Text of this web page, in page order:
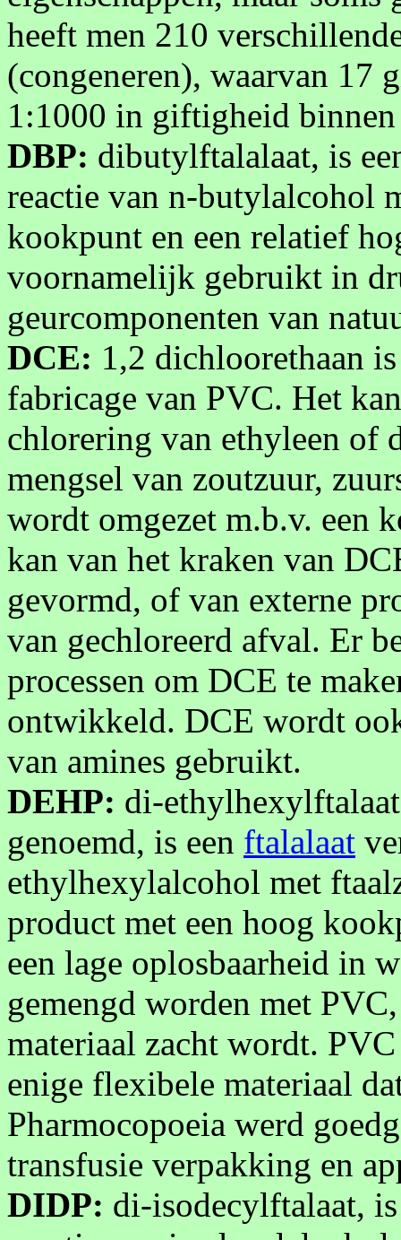
heeft men 210
(congeneren), waarvan 17
1:1000 in giftigheid
DBP: dibutylftalalaat, is
reactie van n-butylalcohol
kookpunt en een relatief
voornamelijk gebruikt in
geurcomponenten van
DCE: 1,2 dichloorethaan
fabricage van PVC. Het
chlorering van ethyleen of
mengsel van zoutzuur,
wordt omgezet m.b.v. een
kan van het kraken van
gevormd, of van externe
van gechloreerd afval. Er
processen om DCE te
ontwikkeld. DCE wordt
van amines gebruikt.
DEHP: di-
genoemd, is een ftalalaat
ethylhexylalcohol met
product met een hoog
een lage oplosbaarheid in
gemengd worden met
materiaal zacht wordt.
enige flexibele materiaal
Pharmocopoeia werd
transfusie verpakking en
DIDP: di-isodecylftalaat,